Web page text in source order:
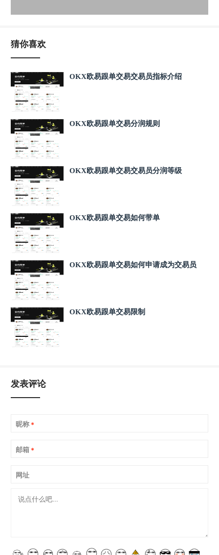
猜你喜欢
OKX欧易跟单交易交易员指标介绍
OKX欧易跟单交易分润规则
OKX欧易跟单交易交易员分润等级
OKX欧易跟单交易如何带单
OKX欧易跟单交易如何申请成为交易员
OKX欧易跟单交易限制
发表评论
昵称 *
邮箱 *
网址